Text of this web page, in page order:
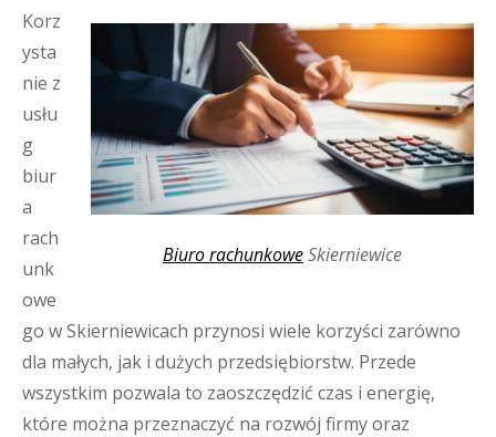
Biuro rachunkoweSkierniewice
Korz
ysta
nie z
usłu
g
biur
a
rach
unk
owe
go w Skierniewicach przynosi wiele korzyści zarówno
dla małych, jak i dużych przedsiębiorstw. Przede
wszystkim pozwala to zaoszczędzić czas i energię,
które można przeznaczyć na rozwój firmy oraz